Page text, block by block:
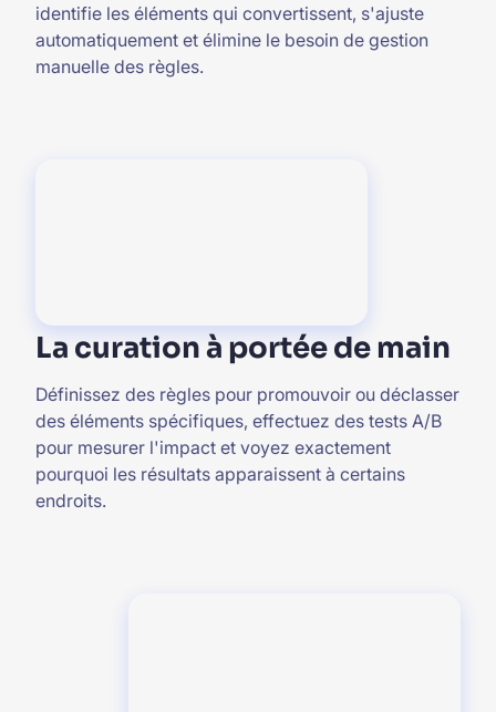
identifie les éléments qui convertissent, s'ajuste
automatiquement et élimine le besoin de gestion
manuelle des règles.
La curation à portée de main
Définissez des règles pour promouvoir ou déclasser
des éléments spécifiques, effectuez des tests A/B
pour mesurer l'impact et voyez exactement
pourquoi les résultats apparaissent à certains
endroits.